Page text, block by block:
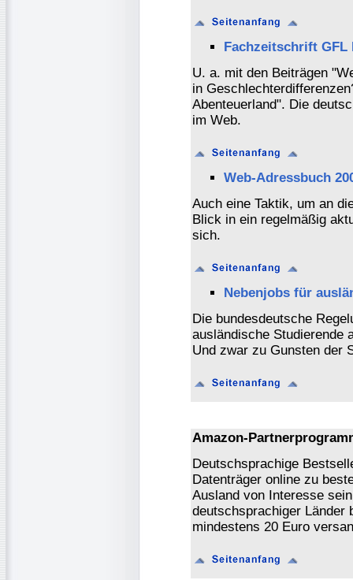
Fachzeitschrift GFL
U. a. mit den Beiträgen
in
Abenteuerland". Die
im Web.
Web-Adressbuch
Auch eine Taktik, um an
Blick in ein regelmäßig
sich.
Nebenjobs für
Die bundesdeutsche
ausländische Studierende
Und zwar zu Gunsten der
Amazon-
Deutschsprachige
Datenträger online zu
Ausland von Interesse
deutschsprachiger Länder
mindestens 20 Euro